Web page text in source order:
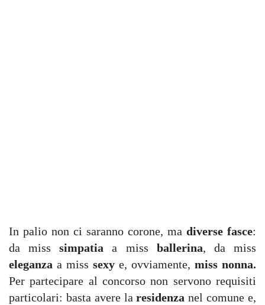
In palio non ci saranno corone, ma diverse fasce:
da misssimpatiaa miss ballerina, da miss
eleganza a miss sexy e, ovviamente, miss nonna.
Per partecipare al concorso non servono requisiti
particolari: basta avere laresidenzanel comune e,